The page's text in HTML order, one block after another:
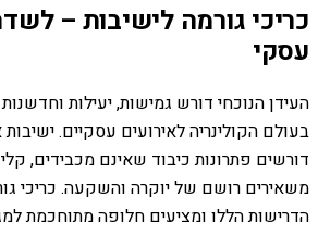
כריכי גורמה לישיבות –
עסקי
העידן הנוכחי דורש גמישות, יעילות
בעולם הקולינריה לאירועים עסקיים.
דורשים פתרונות כיבוד שאינם מכבידים,
משאירים רושם של יוקרה והשקעה. כריכי
הדרישות הללו ומציעים חלופה מתוחכמת